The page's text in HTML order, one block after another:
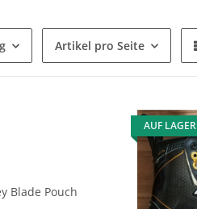
Artikel pro Seite
AUF LAGER